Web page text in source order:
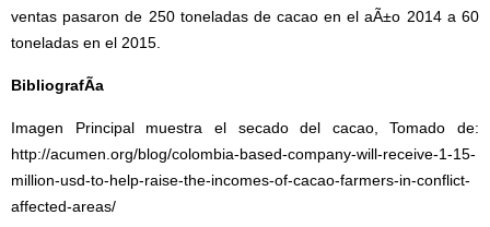
ventas pasaron de 250 toneladas de cacao en el aÃ±o 2014 a 60
toneladas en el 2015.
BibliografÃ­a
Imagen Principal muestra el secado del cacao, Tomado de:
http://acumen.org/blog/colombia-based-company-will-receive-1-15-
million-usd-to-help-raise-the-incomes-of-cacao-farmers-in-conflict-
affected-areas/